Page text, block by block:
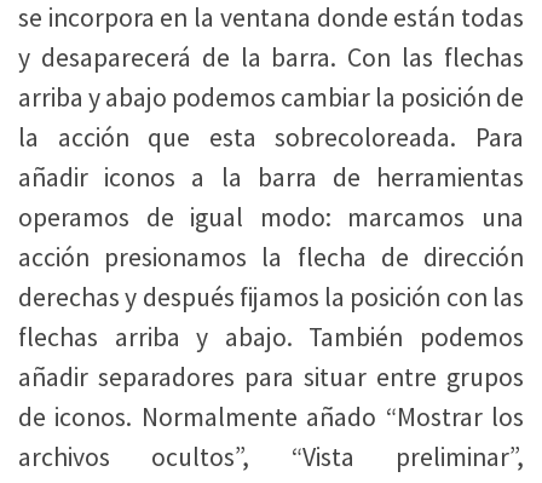
se incorpora en la ventana donde están todas
y desaparecerá de la barra. Con las flechas
arriba y abajo podemos cambiar la posición de
la acción que esta sobrecoloreada. Para
añadir iconos a la barra de herramientas
operamos de igual modo: marcamos una
acción presionamos la flecha de dirección
derechas y después fijamos la posición con las
flechas arriba y abajo. También podemos
añadir separadores para situar entre grupos
de iconos. Normalmente añado “Mostrar los
archivos ocultos”, “Vista preliminar”,